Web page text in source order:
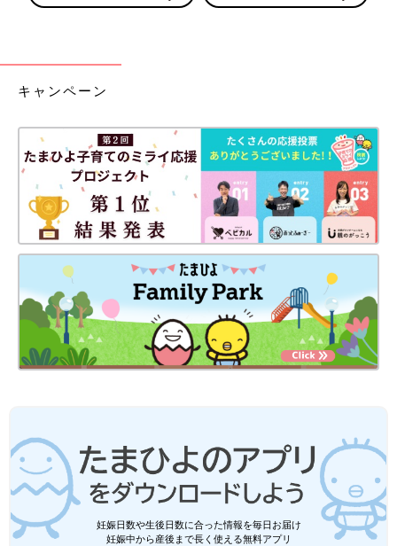
キャンペーン
妊娠日数や生後日数に合った情報を毎日お届け
妊娠中から産後まで長く使える無料アプリ